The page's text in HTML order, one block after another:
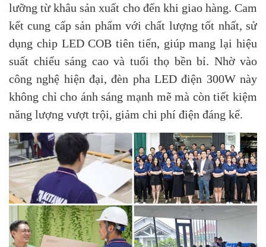
lưỡng từ khâu sản xuất cho đến khi giao hàng. Cam
kết cung cấp sản phẩm với chất lượng tốt nhất, sử
dụng chip LED COB tiên tiến, giúp mang lại hiệu
suất chiếu sáng cao và tuổi thọ bền bỉ. Nhờ vào
công nghệ hiện đại, đèn pha LED điện 300W này
không chỉ cho ánh sáng mạnh mẽ mà còn tiết kiệm
năng lượng vượt trội, giảm chi phí điện đáng kể.